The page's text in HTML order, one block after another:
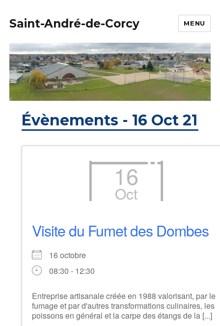
Saint-André-de-Corcy MENU
Évènements - 16 Oct 21
16
Oct
Visite du Fumet des Dombes
16 octobre
08:30 - 12:30
Entreprise artisanale créée en 1988 valorisant, par le
fumage et par d'autres transformations culinaires, les
poissons en général et la carpe des étangs de la [...]